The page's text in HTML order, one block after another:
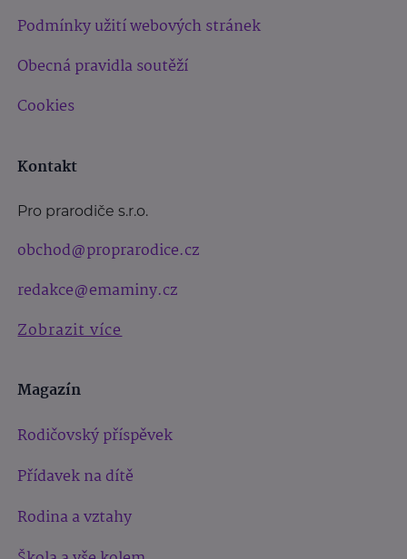
Podmínky užití webových stránek
Obecná pravidla soutěží
Cookies
Kontakt
Pro prarodiče s.r.o.
obchod@proprarodice.cz
redakce@emaminy.cz
Zobrazit více
Magazín
Rodičovský příspěvek
Přídavek na dítě
Rodina a vztahy